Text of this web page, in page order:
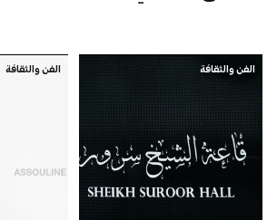
الفن والثقافة الفن والثقافة